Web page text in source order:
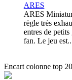
ARES
ARES
règle très
entres de
fan. Le jeu
Encart colonne top